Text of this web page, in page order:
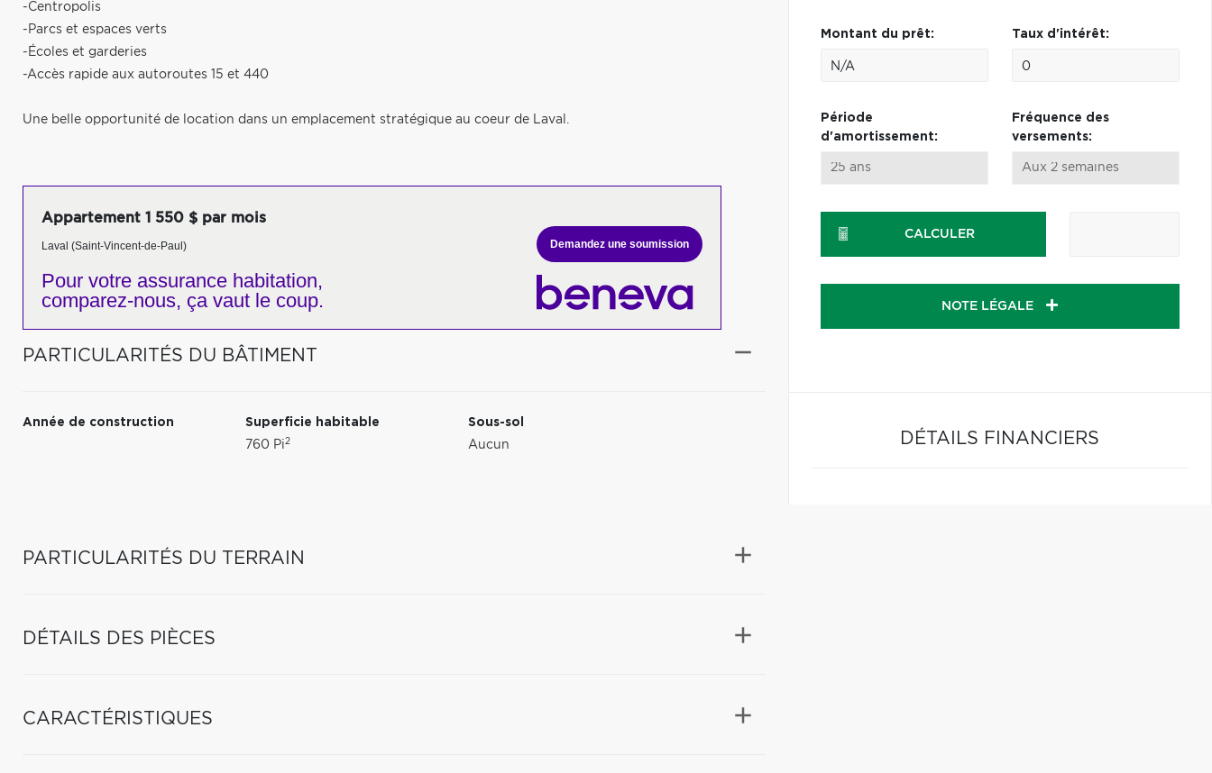
-Centropolis
-Parcs et espaces verts
-Écoles et garderies
-Accès rapide aux autoroutes 15 et 440
Une belle opportunité de location dans un emplacement stratégique au coeur de Laval.
Appartement 1 550 $ par mois
Laval (Saint-Vincent-de-Paul)
Pour votre assurance habitation,
comparez-nous, ça vaut le coup.
Demandez une soumission
PARTICULARITÉS DU BÂTIMENT
Année de construction
Superficie habitable
760 Pi2
Sous-sol
Aucun
PARTICULARITÉS DU TERRAIN
DÉTAILS DES PIÈCES
CARACTÉRISTIQUES
Montant du prêt: Taux d'intérêt:
Période
d'amortissement:
Fréquence des
versements:
CALCULER
NOTE LÉGALE
DÉTAILS FINANCIERS